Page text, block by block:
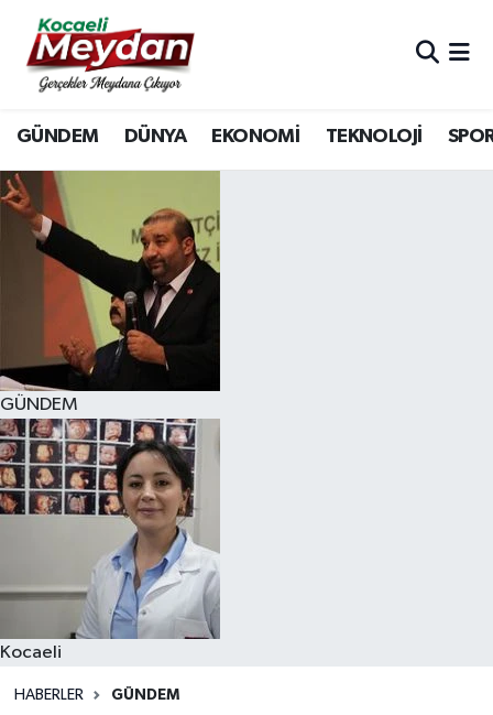
GÜNDEM DÜNYA EKONOMİ TEKNOLOJİ
GÜNDEM
Kocaeli
HABERLER GÜNDEM
Nöbetçi Eczaneler
Hava Durumu
Trafik Durumu
Süper Lig Puan Durumu ve Fikstür
Tüm Manşetler
Son Dakika Haberleri
Haber Arşivi